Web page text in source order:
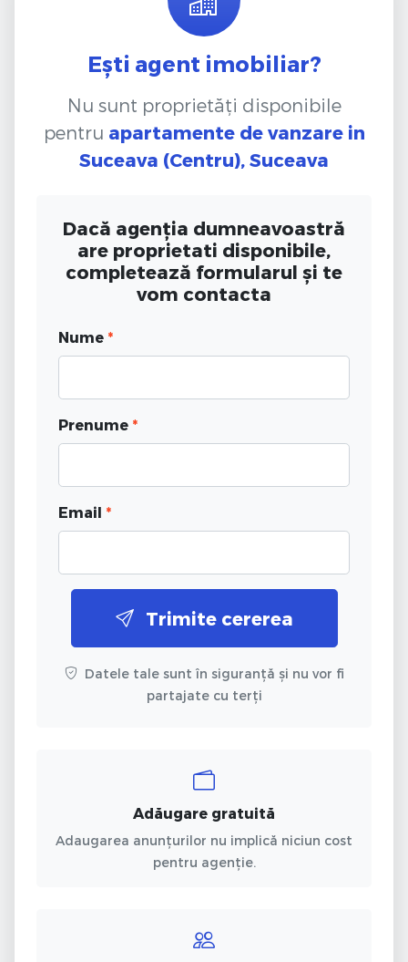
Ești agent imobiliar?
Nu sunt proprietăți disponibile
pentru apartamente de vanzare in
Suceava (Centru), Suceava
Dacă agenția dumneavoastră
are proprietati disponibile,
completează formularul și te
vom contacta
Nume *
Prenume *
Email *
Trimite cererea
Datele tale sunt în siguranță și nu vor fi
partajate cu terți
Adăugare gratuită
Adaugarea anunțurilor nu implică niciun cost
pentru agenție.